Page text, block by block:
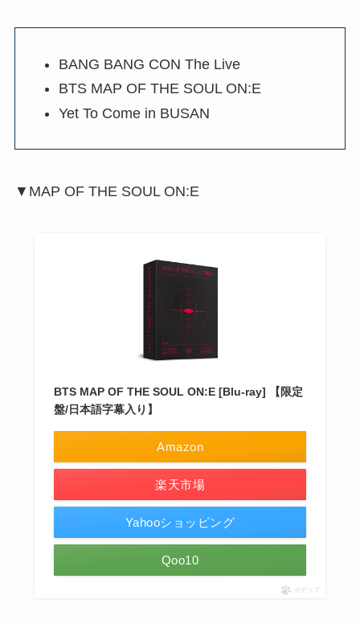
BANG BANG CON The Live
BTS MAP OF THE SOUL ON:E
Yet To Come in BUSAN
▼MAP OF THE SOUL ON:E
BTS MAP OF THE SOUL ON:E [Blu-ray] 【限定
盤/日本語字幕入り】
Amazon
楽天市場
Yahooショッピング
Qoo10
ポチップ